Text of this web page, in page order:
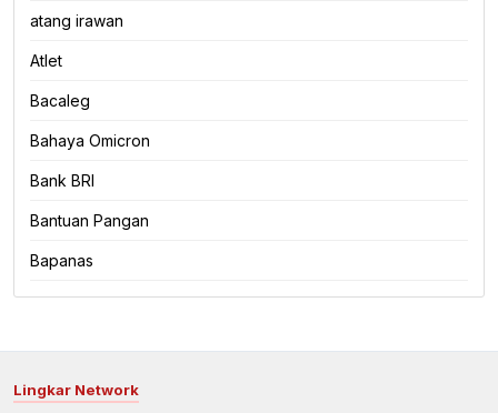
atang irawan
Atlet
Bacaleg
Bahaya Omicron
Bank BRI
Bantuan Pangan
Bapanas
Lingkar Network